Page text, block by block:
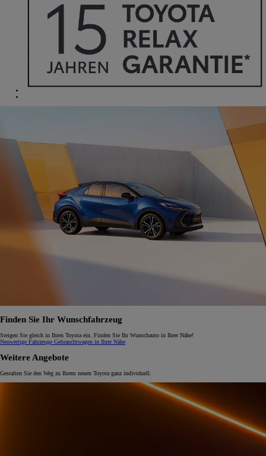
Finden Sie Ihr Wunschfahrzeug
Steigen Sie gleich in Ihren Toyota ein. Finden Sie Ihr Wunschauto in Ihrer Nähe!
Neuwertige Fahrzeuge Gebrauchtwagen in Ihrer Nähe
Weitere Angebote
Gestalten Sie den Weg zu Ihrem neuen Toyota ganz individuell.